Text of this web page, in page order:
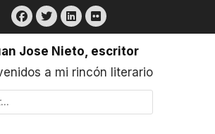
Facebook
Twitter
LinkedIn
Flickr
Jose Nieto, escritor
a mi rincón literario